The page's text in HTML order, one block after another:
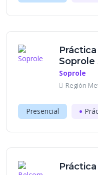
Soprole
Soprole
Región
Presencial